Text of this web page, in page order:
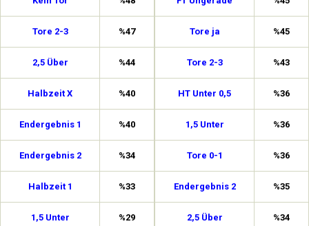
Tore 2-3 %47
2,5 Über %44
Halbzeit X %40
Endergebnis 1 %40
Endergebnis 2 %34
Halbzeit 1 %33
1,5 Unter %29
Tore ja %45
Tore 2-3 %43
HT Unter 0,5 %36
1,5 Unter %36
Tore 0-1 %36
Endergebnis 2 %35
2,5 Über %34